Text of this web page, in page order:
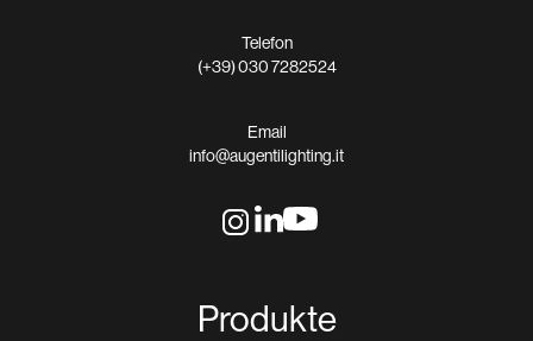
Telefon
(+39) 030 7282524
Email
info@augentilighting.it
Produkte